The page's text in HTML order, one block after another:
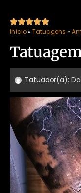

Início» Tatuagens »
Tatuador(a):